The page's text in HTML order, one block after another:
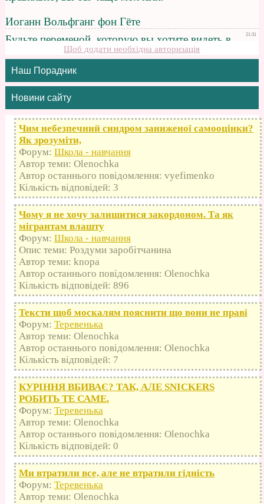
Щоб додати необхідна авторизація
Наш Порадник
Новини сайту
Чим небезпечний синдром заниженої самооцінки?
Як зрозуміти,
Форум: Школа - навчання
Автор теми: Olenochka
Автор останнього повідомлення: vyefimenko
Кількість відповідей: 3
Чому я не хочу залишитися закордоном. Та як
мігрантам влашту
Форум: Школа - навчання
Опис теми: Роздуми заробітчанина
Автор теми: knopa
Автор останнього повідомлення: Olenochka
Кількість відповідей: 896
Тексти щоб москалям пояснити що вони не праві
Форум: Теревенька
Автор теми: Olenochka
Автор останнього повідомлення: Olenochka
Кількість відповідей: 7
КУРІННЯ ВБИВАЄ? ТАК, АЛЕ SNICKERS
РОБИТЬ ТЕ САМЕ.
Форум: Теревенька
Автор теми: Olenochka
Автор останнього повідомлення: Olenochka
Кількість відповідей: 0
Ми втратили все, але не втратили гідність
Форум: Теревенька
Автор теми: Olenochka